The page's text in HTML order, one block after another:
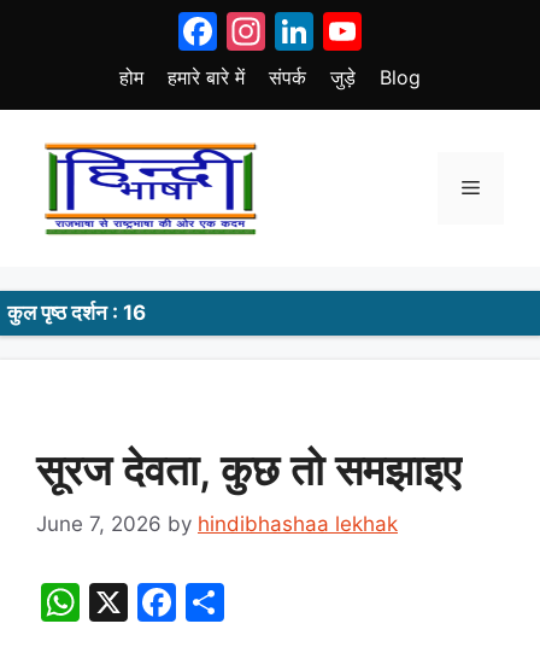
Facebook
Instagram
LinkedIn
होम हमारे बारे में संपर्क जुड़े Blog
Menu
कुल पृष्ठ दर्शन : 16
सूरज देवता, कुछ तो समझाइए
June 7, 2026 by hindibhashaa lekhak
W X
F